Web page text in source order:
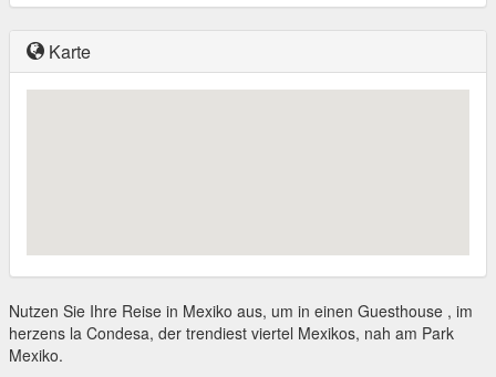
Karte
Nutzen Sie Ihre Reise in Mexiko aus, um in einen Guesthouse , im
herzens la Condesa, der trendiest viertel Mexikos, nah am Park
Mexiko.